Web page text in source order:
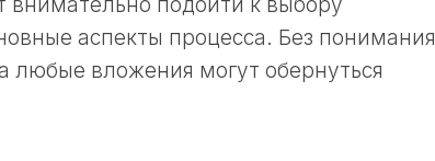
аспекты процесса. Без понимания
любые вложения могут обернуться